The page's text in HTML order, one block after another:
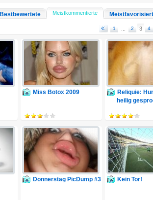
Bestbewertete Meistkommentierte
1 2 3 4
Miss Botox 2009
Reliquie:
heilig
Donnerstag PicDump #3 Kein Tor!